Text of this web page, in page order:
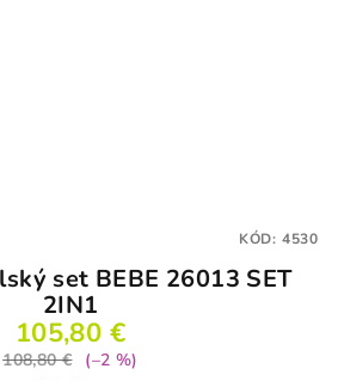
set BEBE 26013 SET
2IN1
105,80 €
108,80 €
(–2 %)
KÓD: 4530